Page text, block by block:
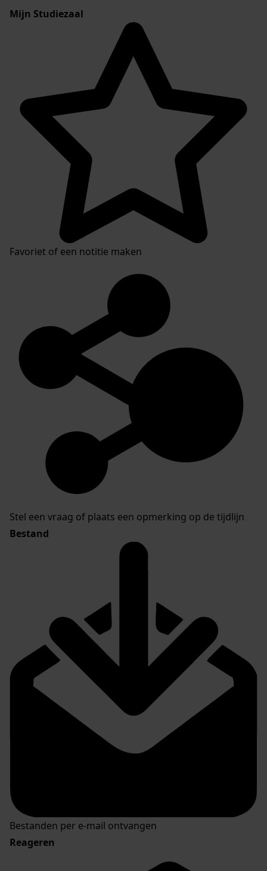
Mijn Studiezaal
Favoriet of een notitie maken
Stel een vraag of plaats een opmerking op de tijdlijn
Bestand
Bestanden per e-mail ontvangen
Reageren